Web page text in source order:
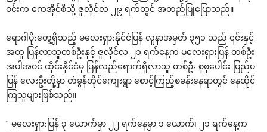
ဝင်းက ‌ကေအိုင်စီသို့ ဇူလိုင်လ ၂၉ ရက်တွင် အတည်ပြု‌ပြောသည်။
‌ရောဂါပိုး‌တွေ့ရှိသည့် မ‌လေးရှားနိုင်ငံပြန် လူနာအမှတ် ၃၅၁ သည် ၎င်းနှင့်
အတူ ပြန်လာသူတစ်ဦးနှင့် ဇူလိုင်လ ၂၁ ရက်‌နေ့က မ‌လေးရှားပြန် တစ်ဦး
အပါအဝင် ထိုင်းနိုင်ငံမှ ပြန်လည်‌ရောက်ရှိလာသူ တစ်ဦး စုစု‌ပေါင်း ပြည်ပ
ပြန် ‌လေးဦးတို့မှာ တံခွန်တိုင်‌ကျေးရွာ ‌စောင့်ကြည့်စခန်း‌နေရာတွင် ‌နေထိုင်
ကြသူများဖြစ်သည်။
“ မ‌လေးရှားပြန် ၃ ‌ယောက်မှာ ၂၂ ရက်‌နေ့မှာ ၁ ‌ယောက်၊ ၂၁ ရက်‌နေ့က